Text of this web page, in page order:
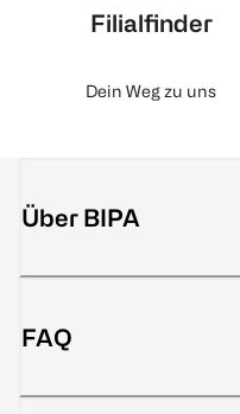
Filialfinder
Dein Weg zu uns
Über BIPA
FAQ